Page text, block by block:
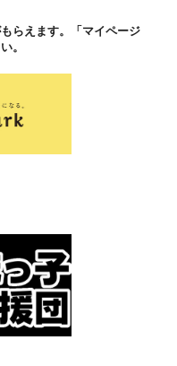
らえます。「マイページ
。